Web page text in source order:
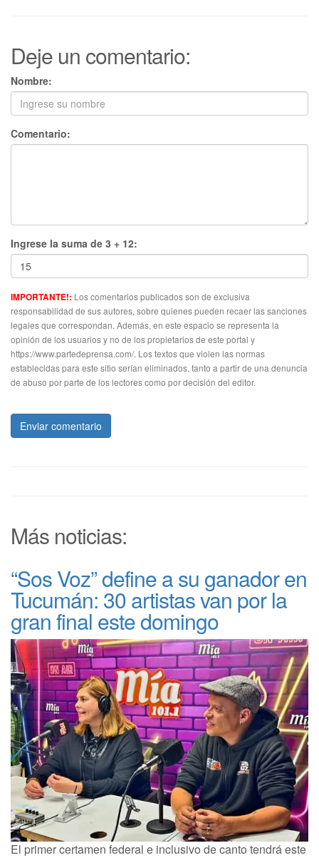
Deje un comentario:
Nombre:
Comentario:
Ingrese la suma de 3 + 12:
IMPORTANTE!: Los comentarios publicados son de exclusiva
responsabilidad de sus autores, sobre quienes pueden recaer las sanciones
legales que correspondan. Además, en este espacio se representa la
opinión de los usuarios y no de los propietarios de este portal y
https://www.partedeprensa.com/. Los textos que violen las normas
establecidas para este sitio serían eliminados, tanto a partir de una denuncia
de abuso por parte de los lectores como por decisión del editor.
Enviar comentario
Más noticias:
“Sos Voz” define a su ganador en
Tucumán: 30 artistas van por la
gran final este domingo
El primer certamen federal e inclusivo de canto tendrá este